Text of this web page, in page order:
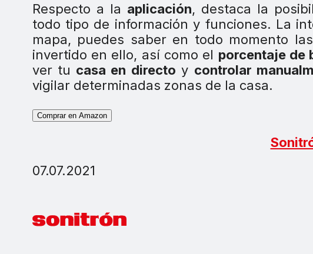
Respecto a la aplicación, destaca la
todo tipo de información y funciones. La
mapa, puedes saber en todo momento
invertido en ello, así como el porcentaje de
ver tu casa en directo y controlar
vigilar determinadas zonas de la casa.
Comprar en Amazon
07.07.2021